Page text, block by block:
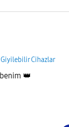
Giyilebilir Cihazlar
👑